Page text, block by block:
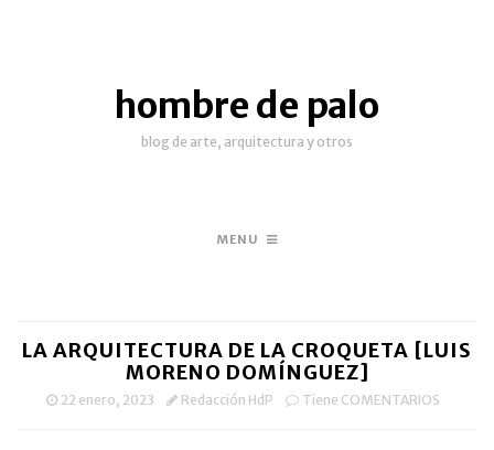
hombre de palo
blog de arte, arquitectura y otros
MENU
LA ARQUITECTURA DE LA CROQUETA [LUIS
MORENO DOMÍNGUEZ]
22 enero, 2023 Redacción HdP Tiene COMENTARIOS